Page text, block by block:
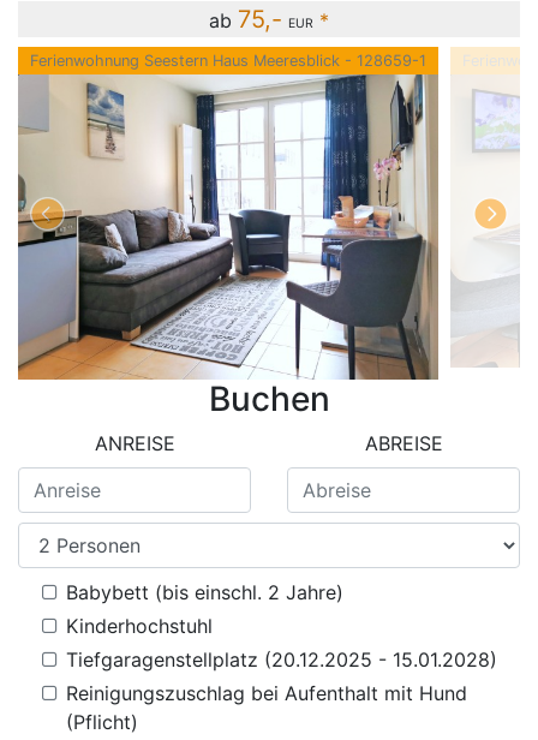
ab 75,- EUR *
Ferienwohnung Seestern Haus Meeresblick - 128659-1
Buchen
ANREISE ABREISE
Babybett (bis einschl. 2 Jahre)
Kinderhochstuhl
Tiefgaragenstellplatz (20.12.2025 - 15.01.2028)
Reinigungszuschlag bei Aufenthalt mit Hund
(Pflicht)